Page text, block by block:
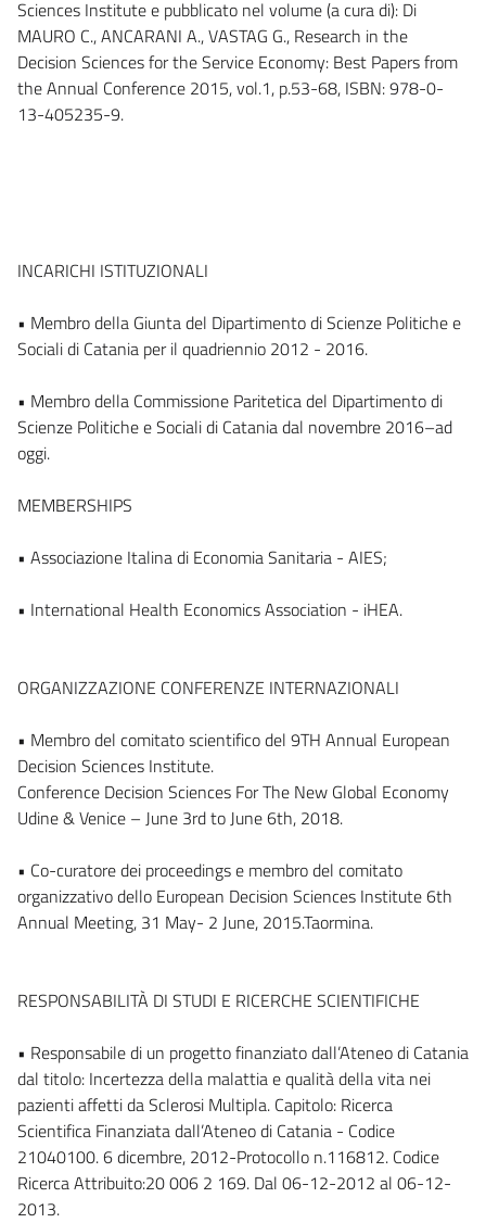
Sciences Institute e pubblicato nel volume (a cura di): Di
MAURO C., ANCARANI A., VASTAG G., Research in the
Decision Sciences for the Service Economy: Best Papers from
the Annual Conference 2015, vol.1, p.53-68, ISBN: 978-0-
13-405235-9.
INCARICHI ISTITUZIONALI
• Membro della Giunta del Dipartimento di Scienze Politiche e
Sociali di Catania per il quadriennio 2012 - 2016.
• Membro della Commissione Paritetica del Dipartimento di
Scienze Politiche e Sociali di Catania dal novembre 2016–ad
oggi.
MEMBERSHIPS
• Associazione Italina di Economia Sanitaria - AIES;
• International Health Economics Association - iHEA.
ORGANIZZAZIONE CONFERENZE INTERNAZIONALI
• Membro del comitato scientifico del 9TH Annual European
Decision Sciences Institute.
Conference Decision Sciences For The New Global Economy
Udine & Venice – June 3rd to June 6th, 2018.
• Co-curatore dei proceedings e membro del comitato
organizzativo dello European Decision Sciences Institute 6th
Annual Meeting, 31 May- 2 June, 2015.Taormina.
RESPONSABILITÀ DI STUDI E RICERCHE SCIENTIFICHE
• Responsabile di un progetto finanziato dall’Ateneo di Catania
dal titolo: Incertezza della malattia e qualità della vita nei
pazienti affetti da Sclerosi Multipla. Capitolo: Ricerca
Scientifica Finanziata dall’Ateneo di Catania - Codice
21040100. 6 dicembre, 2012-Protocollo n.116812. Codice
Ricerca Attribuito:20 006 2 169. Dal 06-12-2012 al 06-12-
2013.